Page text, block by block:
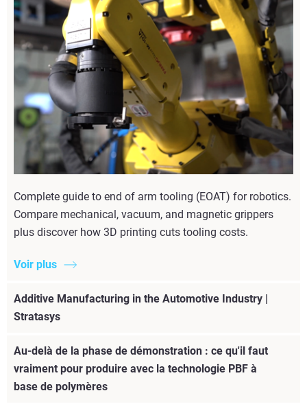
Complete guide to end of arm tooling (EOAT) for robotics.
Compare mechanical, vacuum, and magnetic grippers
plus discover how 3D printing cuts tooling costs.
Voir plus
Additive Manufacturing in the Automotive Industry |
Stratasys
Au-delà de la phase de démonstration : ce qu'il faut
vraiment pour produire avec la technologie PBF à
base de polymères